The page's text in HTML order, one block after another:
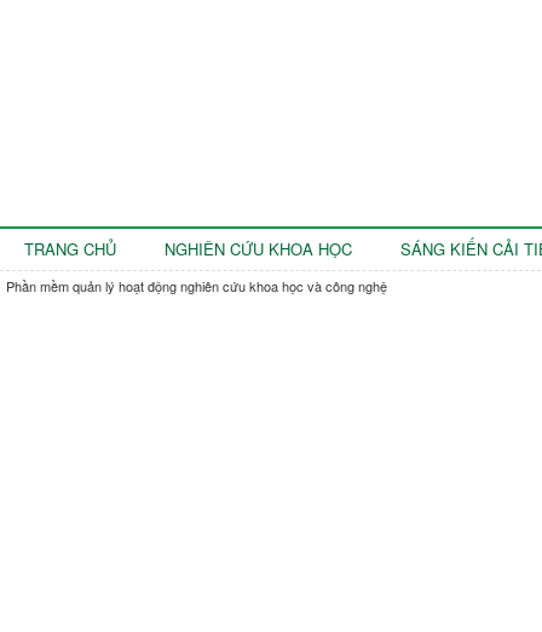
TRANG CHỦ NGHIÊN CỨU KHOA HỌC SÁNG KIẾN CẢI
Phần mềm quản lý hoạt động nghiên cứu khoa học và công nghệ